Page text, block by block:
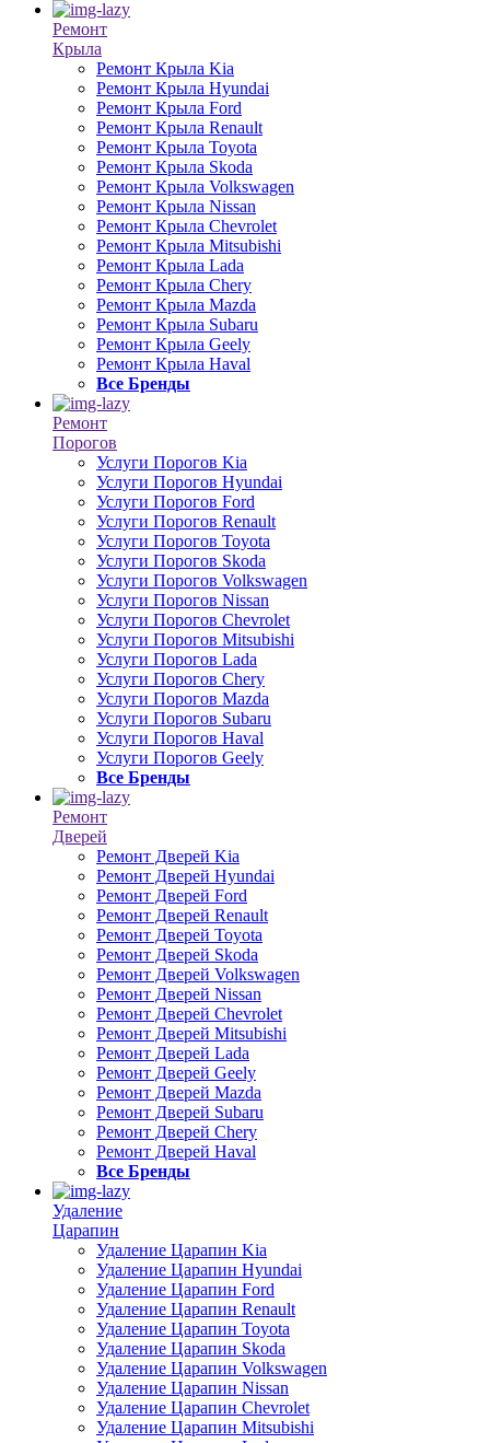
Ремонт
Крыла
Ремонт Крыла Kia
Ремонт Крыла Hyundai
Ремонт Крыла Ford
Ремонт Крыла Renault
Ремонт Крыла Toyota
Ремонт Крыла Skoda
Ремонт Крыла Volkswagen
Ремонт Крыла Nissan
Ремонт Крыла Chevrolet
Ремонт Крыла Mitsubishi
Ремонт Крыла Lada
Ремонт Крыла Chery
Ремонт Крыла Mazda
Ремонт Крыла Subaru
Ремонт Крыла Geely
Ремонт Крыла Haval
Все Бренды
Ремонт
Порогов
Услуги Порогов Kia
Услуги Порогов Hyundai
Услуги Порогов Ford
Услуги Порогов Renault
Услуги Порогов Toyota
Услуги Порогов Skoda
Услуги Порогов Volkswagen
Услуги Порогов Nissan
Услуги Порогов Chevrolet
Услуги Порогов Mitsubishi
Услуги Порогов Lada
Услуги Порогов Chery
Услуги Порогов Mazda
Услуги Порогов Subaru
Услуги Порогов Haval
Услуги Порогов Geely
Все Бренды
Ремонт
Дверей
Ремонт Дверей Kia
Ремонт Дверей Hyundai
Ремонт Дверей Ford
Ремонт Дверей Renault
Ремонт Дверей Toyota
Ремонт Дверей Skoda
Ремонт Дверей Volkswagen
Ремонт Дверей Nissan
Ремонт Дверей Chevrolet
Ремонт Дверей Mitsubishi
Ремонт Дверей Lada
Ремонт Дверей Geely
Ремонт Дверей Mazda
Ремонт Дверей Subaru
Ремонт Дверей Chery
Ремонт Дверей Haval
Все Бренды
Удаление
Царапин
Удаление Царапин Kia
Удаление Царапин Hyundai
Удаление Царапин Ford
Удаление Царапин Renault
Удаление Царапин Toyota
Удаление Царапин Skoda
Удаление Царапин Volkswagen
Удаление Царапин Nissan
Удаление Царапин Chevrolet
Удаление Царапин Mitsubishi